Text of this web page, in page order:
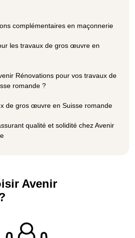
complémentaires en maçonnerie
les travaux de gros œuvre en
Rénovations pour vos travaux de
romande ?
de gros œuvre en Suisse romande
qualité et solidité chez Avenir
Avenir